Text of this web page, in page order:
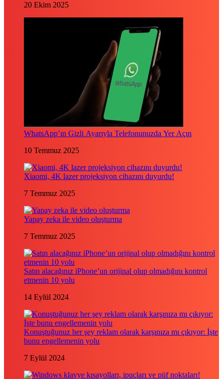
20 Ekim 2025
WhatsApp’ın Gizli Ayarıyla Telefonunuzda Yer Açın
10 Temmuz 2025
Xiaomi, 4K lazer projeksiyon cihazını duyurdu!
7 Temmuz 2025
Yapay zeka ile video oluşturma
7 Temmuz 2025
Satın alacağınız iPhone’un orijinal olup olmadığını kontrol
etmenin 10 yolu
14 Eylül 2024
Konuştuğunuz her şey reklam olarak karşınıza mı çıkıyor: İşte
bunu engellemenin yolu
7 Eylül 2024